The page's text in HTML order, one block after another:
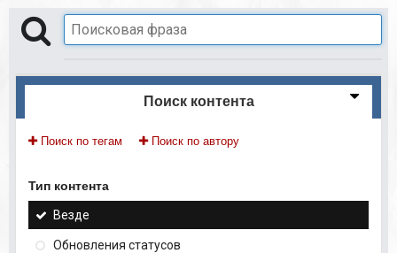
Поиск контента
Поиск по тегам Поиск по автору
Тип контента
Везде
Обновления статусов